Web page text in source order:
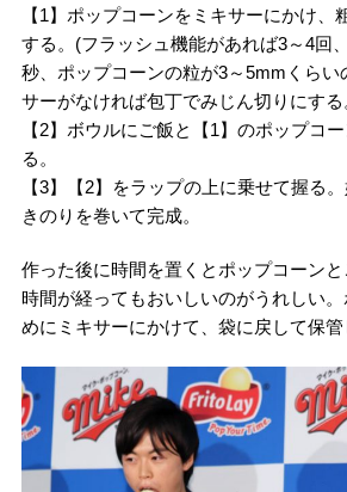
【1】ポップコーンをミキサーにかけ、
する。(フラッシュ機能があれば3～4回
秒、ポップコーンの粒が3～5mmくらい
サーがなければ包丁でみじん切りにする
【2】ボウルにご飯と【1】のポップコ
る。
【3】【2】をラップの上に乗せて握る
きのりを巻いて完成。
作った後に時間を置くとポップコーンと
時間が経ってもおいしいのがうれしい
めにミキサーにかけて、袋に戻して保管